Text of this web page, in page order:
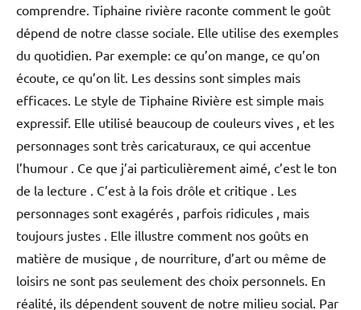
comprendre. Tiphaine rivière raconte comment le goût
dépend de notre classe sociale. Elle utilise des exemples
du quotidien. Par exemple: ce qu’on mange, ce qu’on
écoute, ce qu’on lit. Les dessins sont simples mais
efficaces. Le style de Tiphaine Rivière est simple mais
expressif. Elle utilisé beaucoup de couleurs vives , et les
personnages sont très caricaturaux, ce qui accentue
l’humour . Ce que j’ai particulièrement aimé, c’est le ton
de la lecture . C’est à la fois drôle et critique . Les
personnages sont exagérés , parfois ridicules , mais
toujours justes . Elle illustre comment nos goûts en
matière de musique , de nourriture, d’art ou même de
loisirs ne sont pas seulement des choix personnels. En
réalité, ils dépendent souvent de notre milieu social. Par